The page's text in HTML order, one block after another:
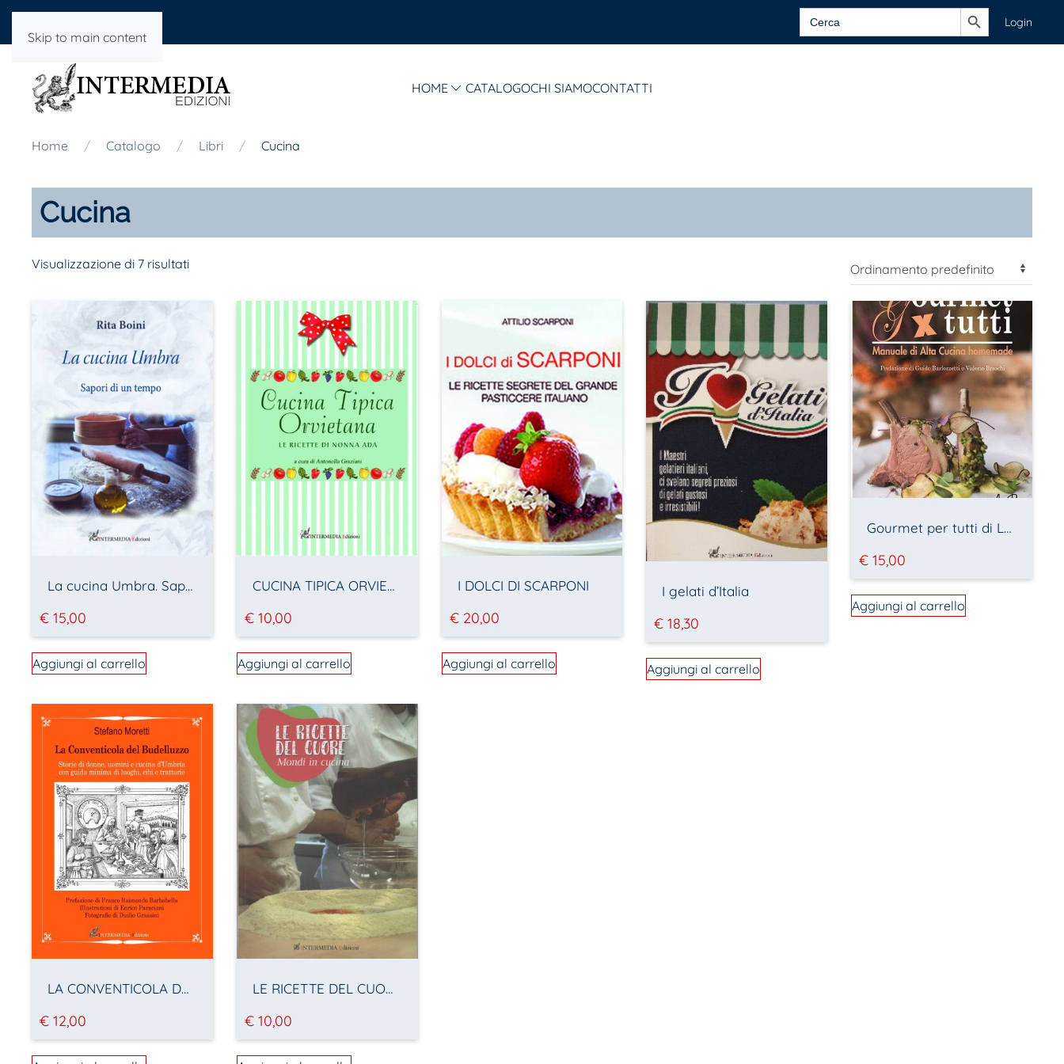
Skip to main content
Search
for:
Search Button
Login
HOME CATALOGOCHI SIAMOCONTATTI
Home Catalogo Libri Cucina
Cucina
Visualizzazione di 7 risultati
La cucina Umbra. Sapori di un tempo
€ 15,00
Aggiungi al carrello
CUCINA TIPICA ORVIETANA. Le ricette di Nonna Ada
€10,00
Aggiungi al carrello
I DOLCI DI SCARPONI
€20,00
Aggiungi al carrello
I gelati d’Italia
€ 18,30
Aggiungi al carrello
Gourmet per tutti di Leonardo Perisse
€ 15,00
Aggiungi al carrello
LA CONVENTICOLA DEL BUDELLUZZO, Storie di donne, uomini e cucina d’Umbria con guida minima di luoghi, cibi e trattorie
€ 12,00
LE RICETTE DEL CUORE. Mondi in cucina
€10,00